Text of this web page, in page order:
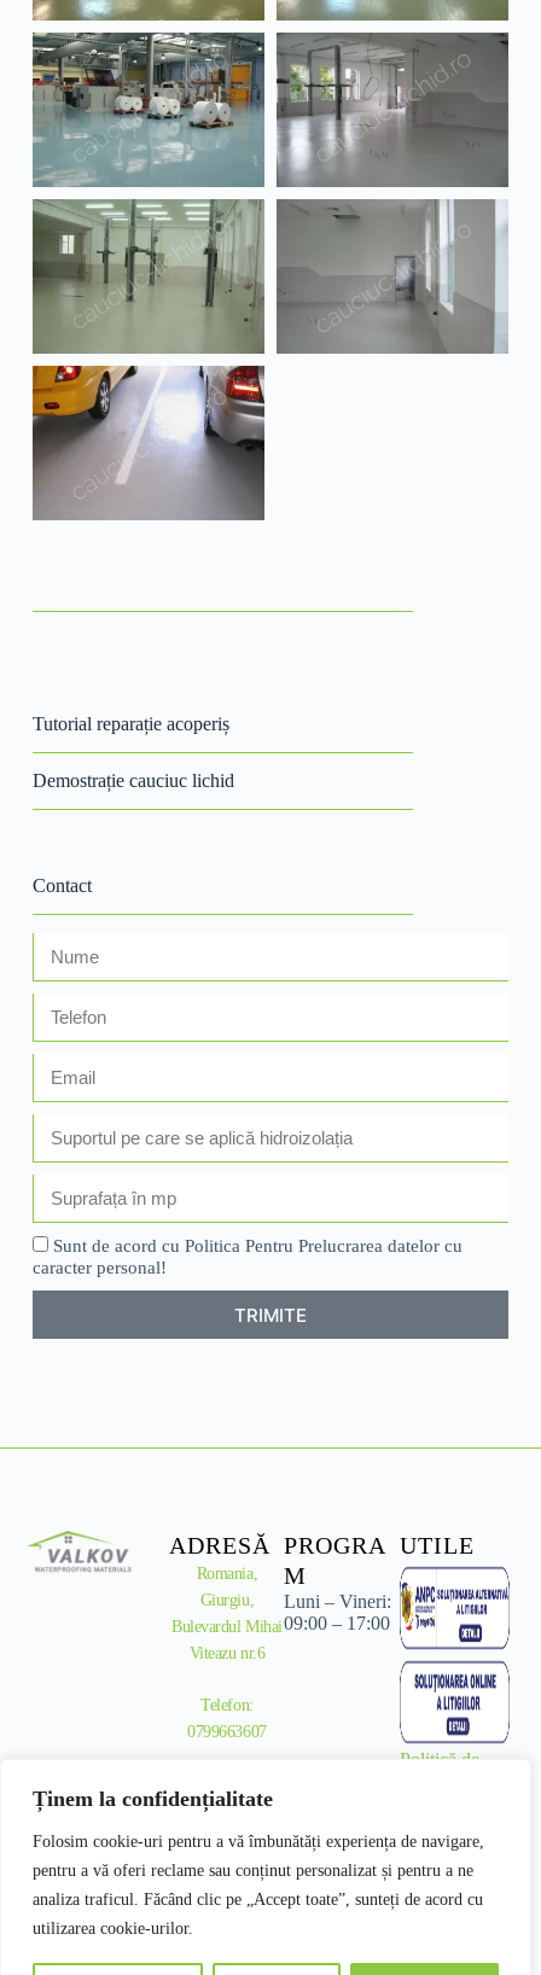
Ținem la confidențialitate
Folosim cookie-uri pentru a vă îmbunătăți experiența de navigare,
pentru a vă oferi reclame sau conținut personalizat și pentru a ne
analiza traficul. Făcând clic pe „Accept toate”, sunteți de acord cu
utilizarea cookie-urilor.
Tutorial reparație acoperiș
Demostrație cauciuc lichid
Contact
Sunt de acord cu Politica Pentru Prelucrarea datelor cu
caracter personal!
TRIMITE
ADRESĂ
Romania,
Giurgiu,
Bulevardul Mihai
Viteazu nr.6
Telefon:
0799663607
SOLUTIONS
COMPANY SRL
J52/75/2017
PROGRA
M
Luni – Vineri:
09:00 – 17:00
UTILE
Politică de